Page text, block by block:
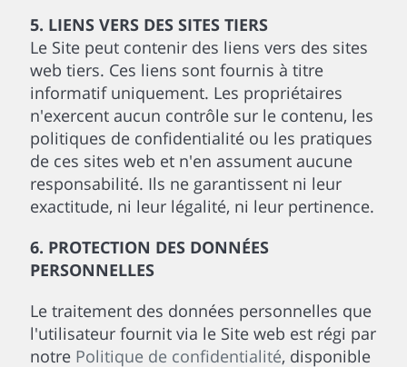
5. LIENS VERS DES SITES TIERS
Le Site peut contenir des liens vers des sites
web tiers. Ces liens sont fournis à titre
informatif uniquement. Les propriétaires
n'exercent aucun contrôle sur le contenu, les
politiques de confidentialité ou les pratiques
de ces sites web et n'en assument aucune
responsabilité. Ils ne garantissent ni leur
exactitude, ni leur légalité, ni leur pertinence.
6. PROTECTION DES DONNÉES
PERSONNELLES
Le traitement des données personnelles que
l'utilisateur fournit via le Site web est régi par
notre Politique de confidentialité, disponible